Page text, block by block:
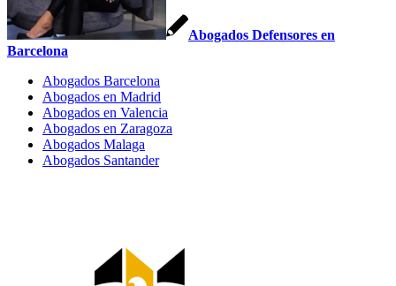
Abogados Defensores en
Barcelona
Abogados Barcelona
Abogados en Madrid
Abogados en Valencia
Abogados en Zaragoza
Abogados Malaga
Abogados Santander